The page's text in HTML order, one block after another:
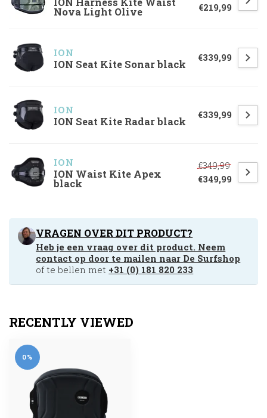
Nova Light Olive €219,99
ION
ION Seat Kite Sonar black
€339,99
ION
ION Seat Kite Radar black
€339,99
ION
ION Waist Kite Apex
black
€349,99
€349,99
VRAGEN OVER DIT PRODUCT?
Heb je een vraag over dit product. Neem
contact op door te mailen naar De Surfshop
of te bellen met +31 (0) 181 820 233
RECENTLY VIEWED
0%